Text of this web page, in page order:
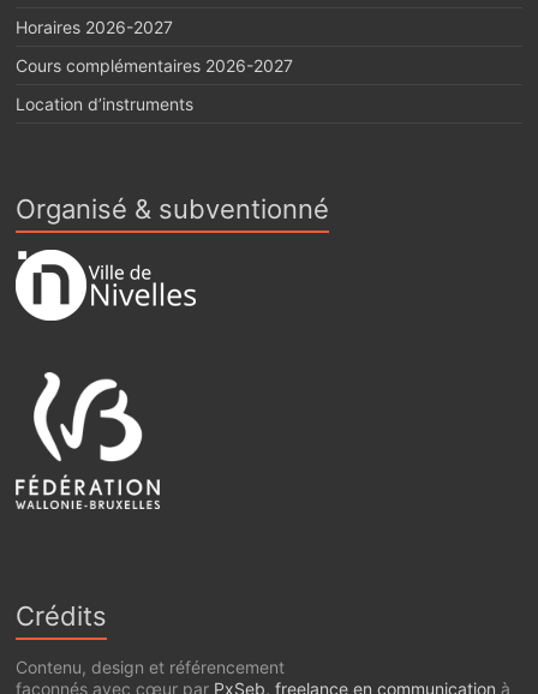
Horaires 2026-2027
Cours complémentaires 2026-2027
Location d’instruments
Organisé & subventionné
Crédits
Contenu, design et référencement
façonnés avec cœur par PxSeb, freelance en communication à